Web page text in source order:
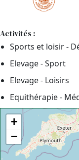
Activités :
Sports et loisir -
Elevage - Sport
Elevage - Loisirs
Equithérapie -
+
−